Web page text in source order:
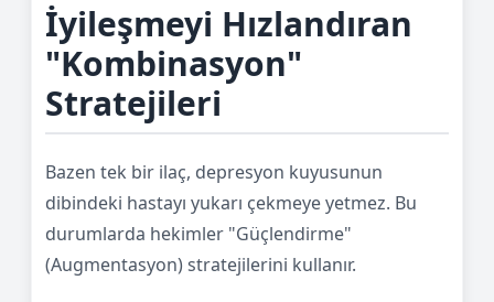
İyileşmeyi Hızlandıran
"Kombinasyon"
Stratejileri
Bazen tek bir ilaç, depresyon kuyusunun
dibindeki hastayı yukarı çekmeye yetmez. Bu
durumlarda hekimler "Güçlendirme"
(Augmentasyon) stratejilerini kullanır.